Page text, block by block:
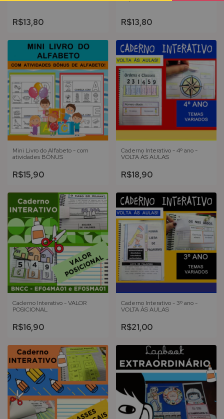
R$13,80 R$13,80
Mini Livro do Alfabeto - com
atividades BÔNUS
R$15,90
Caderno Interativo - 4º ano -
VOLTA ÀS AULAS
R$18,90
Caderno Interativo - VALOR
POSICIONAL
R$16,90
Caderno Interativo - 3º ano -
VOLTA ÀS AULAS
R$21,00